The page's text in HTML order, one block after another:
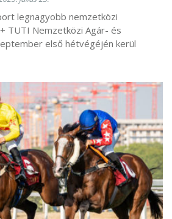
legnagyobb nemzetközi
TUTI Nemzetközi Agár- és
első hétvégéjén kerül